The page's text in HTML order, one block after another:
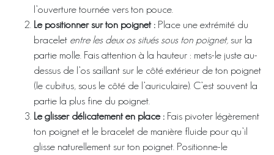
l’ouverture tournée vers ton pouce.
Le positionner sur ton poignet : Place une extrémité du
bracelet entre les deux os situés sous ton poignet, sur la
partie molle. Fais attention à la hauteur : mets-le juste au-
dessus de l’os saillant sur le côté extérieur de ton poignet
(le cubitus, sous le côté de l’auriculaire). C’est souvent la
partie la plus fine du poignet.
Le glisser délicatement en place : Fais pivoter légèrement
ton poignet et le bracelet de manière fluide pour qu’il
glisse naturellement sur ton poignet. Positionne-le